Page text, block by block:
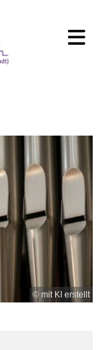
© mit KI erstellt